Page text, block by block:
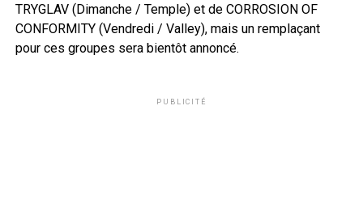
TRYGLAV (Dimanche / Temple) et de CORROSION OF
CONFORMITY (Vendredi / Valley), mais un remplaçant
pour ces groupes sera bientôt annoncé.
PUBLICITÉ